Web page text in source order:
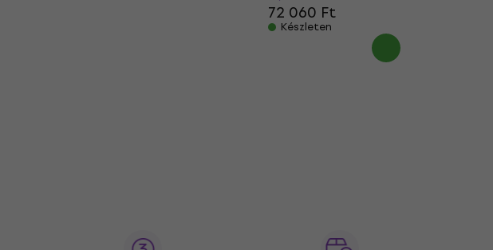
72 060 Ft
Készleten